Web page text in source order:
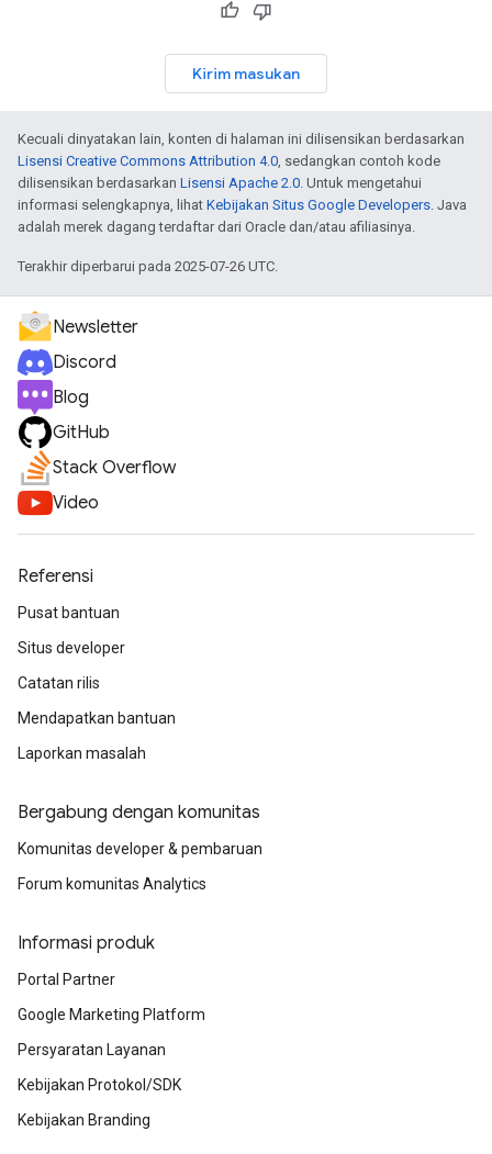
Kirim masukan
Kecuali dinyatakan lain, konten di halaman ini dilisensikan berdasarkan
Lisensi Creative Commons Attribution 4.0, sedangkan contoh kode
dilisensikan berdasarkan Lisensi Apache 2.0. Untuk mengetahui
informasi selengkapnya, lihat Kebijakan Situs Google Developers. Java
adalah merek dagang terdaftar dari Oracle dan/atau afiliasinya.
Terakhir diperbarui pada 2025-07-26 UTC.
Newsletter
Discord
Blog
GitHub
Stack Overflow
Video
Referensi
Pusat bantuan
Situs developer
Catatan rilis
Mendapatkan bantuan
Laporkan masalah
Bergabung dengan komunitas
Komunitas developer & pembaruan
Forum komunitas Analytics
Informasi produk
Portal Partner
Google Marketing Platform
Persyaratan Layanan
Kebijakan Protokol/SDK
Kebijakan Branding